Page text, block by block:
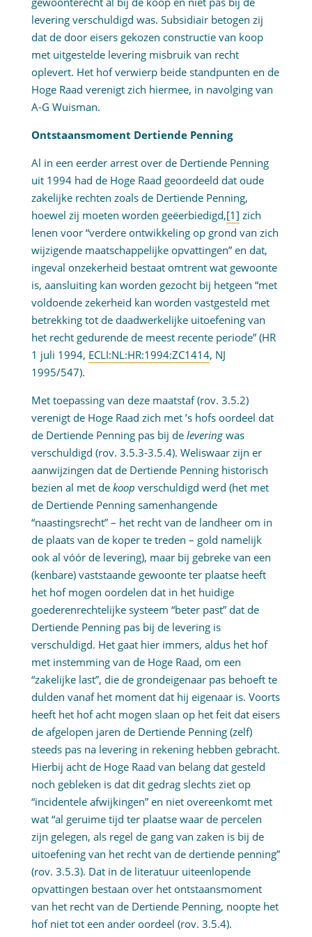
levering verschuldigd was. Subsidiair betogen zij
dat de door eisers gekozen constructie van koop
met uitgestelde levering misbruik van recht
oplevert. Het hof verwierp beide standpunten en de
Hoge Raad verenigt zich hiermee, in navolging van
A-G Wuisman.
Ontstaansmoment Dertiende Penning
Al in een eerder arrest over de Dertiende Penning
uit 1994 had de Hoge Raad geoordeeld dat oude
zakelijke rechten zoals de Dertiende Penning,
hoewel zij moeten worden geëerbiedigd,[1] zich
lenen voor “verdere ontwikkeling op grond van zich
wijzigende maatschappelijke opvattingen” en dat,
ingeval onzekerheid bestaat omtrent wat gewoonte
is, aansluiting kan worden gezocht bij hetgeen “met
voldoende zekerheid kan worden vastgesteld met
betrekking tot de daadwerkelijke uitoefening van
het recht gedurende de meest recente periode” (HR
1 juli 1994, ECLI:NL:HR:1994:ZC1414, NJ
1995/547).
Met toepassing van deze maatstaf (rov. 3.5.2)
verenigt de Hoge Raad zich met ’s hofs oordeel dat
de Dertiende Penning pas bij de leveringwas
verschuldigd (rov. 3.5.3-3.5.4). Weliswaar zijn er
aanwijzingen dat de Dertiende Penning historisch
bezien al met de koop verschuldigd werd (het met
de Dertiende Penning samenhangende
“naastingsrecht” – het recht van de landheer om in
de plaats van de koper te treden – gold namelijk
ook al vóór de levering), maar bij gebreke van een
(kenbare) vaststaande gewoonte ter plaatse heeft
het hof mogen oordelen dat in het huidige
goederenrechtelijke systeem “beter past” dat de
Dertiende Penning pas bij de levering is
verschuldigd. Het gaat hier immers, aldus het hof
met instemming van de Hoge Raad, om een
“zakelijke last”, die de grondeigenaar pas behoeft te
dulden vanaf het moment dat hij eigenaar is. Voorts
heeft het hof acht mogen slaan op het feit dat eisers
de afgelopen jaren de Dertiende Penning (zelf)
steeds pas na levering in rekening hebben gebracht.
Hierbij acht de Hoge Raad van belang dat gesteld
noch gebleken is dat dit gedrag slechts ziet op
“incidentele afwijkingen” en niet overeenkomt met
wat “al geruime tijd ter plaatse waar de percelen
zijn gelegen, als regel de gang van zaken is bij de
uitoefening van het recht van de dertiende penning”
(rov. 3.5.3). Dat in de literatuur uiteenlopende
opvattingen bestaan over het ontstaansmoment
van het recht van de Dertiende Penning, noopte het
hof niet tot een ander oordeel (rov. 3.5.4).